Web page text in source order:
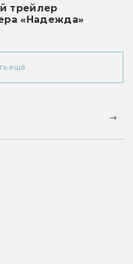
трейлер
«Надежда»
ещё